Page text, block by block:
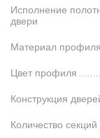
Исполнение
двери
Материал профиля
Цвет профиля
Конструкция
Количество секций